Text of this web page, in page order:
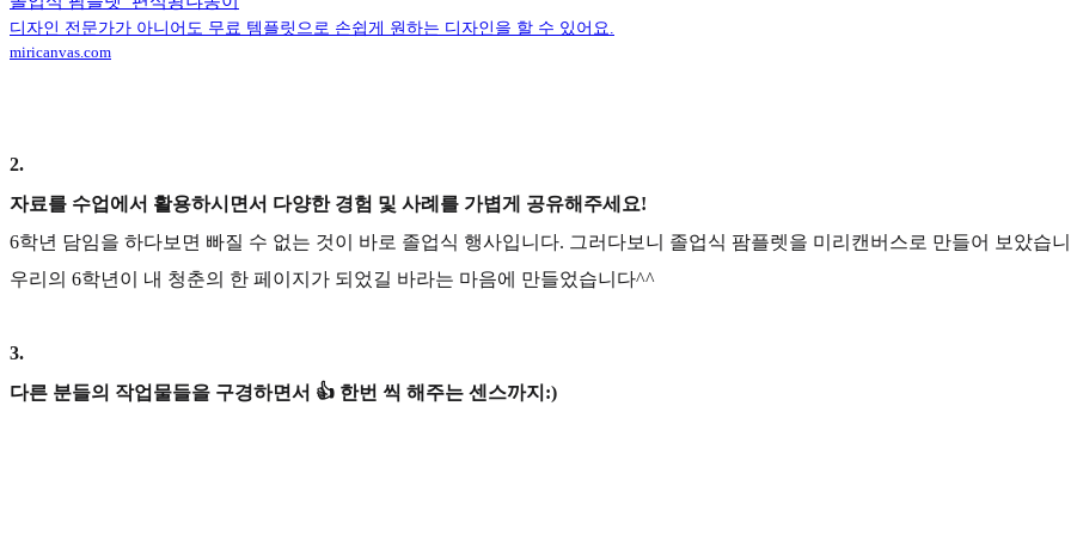
디자인 전문가가 아니어도 무료 템플릿으로 손쉽게 원하는 디자인을 할 수 있어요.
miricanvas.com
2.
자료를 수업에서 활용하시면서 다양한 경험 및 사례를 가볍게 공유해주세요!
6학년 담임을 하다보면 빠질 수 없는 것이 바로 졸업식 행사입니다. 그러다보니 졸업식 팜플렛을 미리캔버스로 만들어 보았습
우리의 6학년이 내 청춘의 한 페이지가 되었길 바라는 마음에 만들었습니다^^
3.
다른 분들의 작업물들을 구경하면서 👍 한번 씩 해주는 센스까지:)